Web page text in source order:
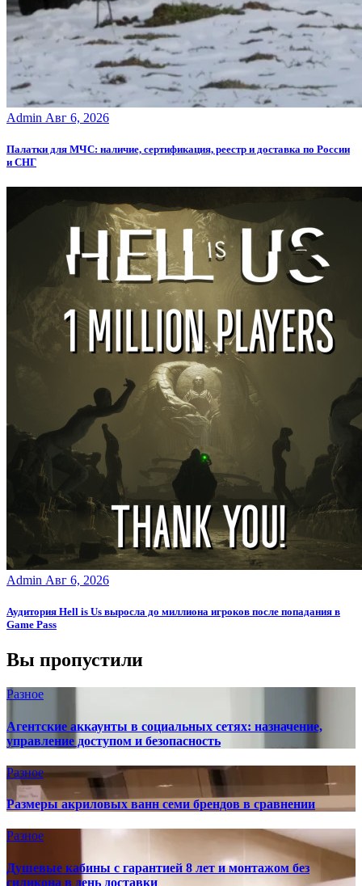
Admin Авг 6, 2026
Палатки для МЧС: наличие, сертификация, реестр и доставка по России
и СНГ
Admin Авг 6, 2026
Аудитория Hell is Us выросла до миллиона игроков после попадания в
Game Pass
Вы пропустили
Разное
Агентские аккаунты в социальных сетях: назначение,
управление доступом и безопасность
Разное
Размеры акриловых ванн семи брендов в сравнении
Разное
Душевые кабины с гарантией 8 лет и монтажом без
силикона в день доставки